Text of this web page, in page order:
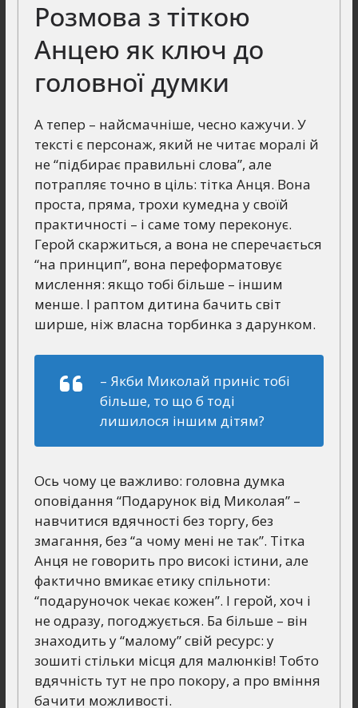
Розмова з тіткою
Анцею як ключ до
головної думки
А тепер – найсмачніше, чесно кажучи. У
тексті є персонаж, який не читає моралі й
не “підбирає правильні слова”, але
потрапляє точно в ціль: тітка Анця. Вона
проста, пряма, трохи кумедна у своїй
практичності – і саме тому переконує.
Герой скаржиться, а вона не сперечається
“на принцип”, вона переформатовує
мислення: якщо тобі більше – іншим
менше. І раптом дитина бачить світ
ширше, ніж власна торбинка з дарунком.
– Якби Миколай приніс тобі
більше, то що б тоді
лишилося іншим дітям?
Ось чому це важливо: головна думка
оповідання “Подарунок від Миколая” –
навчитися вдячності без торгу, без
змагання, без “а чому мені не так”. Тітка
Анця не говорить про високі істини, але
фактично вмикає етику спільноти:
“подаруночок чекає кожен”. І герой, хоч і
не одразу, погоджується. Ба більше – він
знаходить у “малому” свій ресурс: у
зошиті стільки місця для малюнків! Тобто
вдячність тут не про покору, а про вміння
бачити можливості.